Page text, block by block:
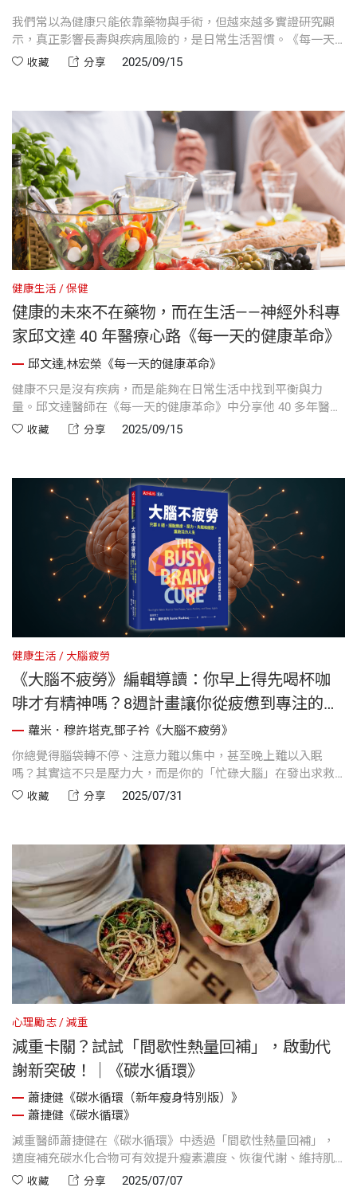
我們常以為健康只能依靠藥物與手術，但越來越多實證研究顯
示，真正影響長壽與疾病風險的，是日常生活習慣。《每一天
的健康革命》帶你認識「生活型態醫學」一門以飲食、運動、
收藏 分享 2025/09/15
健康生活 保健
健康的未來不在藥物，而在生活——神經外科專
家邱文達 40 年醫療心路《每一天的健康革命》
邱文達,林宏榮《每一天的健康革命》
健康不只是沒有疾病，而是能夠在日常生活中找到平衡與力
量。邱文達醫師在《每一天的健康革命》中分享他 40 多年醫療
現場與政策推動的體悟，指出真正能守護我們的不是昂貴的藥
收藏 分享 2025/09/15
健康生活 大腦疲勞
《大腦不疲勞》編輯導讀：你早上得先喝杯咖
啡才有精神嗎？8週計畫讓你從疲憊到專注的完
整轉變
蘿米．穆許塔克,鄧子衿《大腦不疲勞》
你總覺得腦袋轉不停、注意力難以集中，甚至晚上難以入眠
嗎？其實這不只是壓力大，而是你的「忙碌大腦」在發出求救
訊號！腦神經權威蘿米．穆許塔克醫師在《大腦不疲勞》中透
收藏 分享 2025/07/31
心理勵志 減重
減重卡關？試試「間歇性熱量回補」，啟動代
謝新突破！｜《碳水循環》
蕭捷健《碳水循環（新年瘦身特別版）》
蕭捷健《碳水循環》
減重醫師蕭捷健在《碳水循環》中透過「間歇性熱量回補」，
適度補充碳水化合物可有效提升瘦素濃度、恢復代謝、維持肌
肉量，幫助突破減脂瓶頸。也持續提倡正確執行碳水循環飲食
收藏 分享 2025/07/07